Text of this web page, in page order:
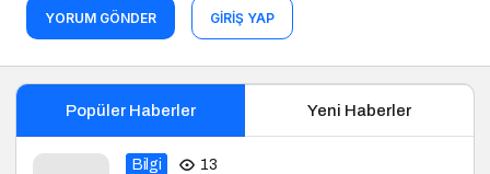
YORUM GÖNDER GIRIŞ YAP
Popüler Haberler Yeni Haberler
Bilgi 13